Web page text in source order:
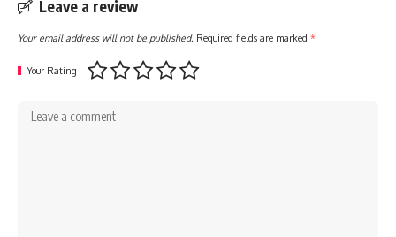
Leave a review
Your email address will not be published. Required fields are marked *
Your Rating